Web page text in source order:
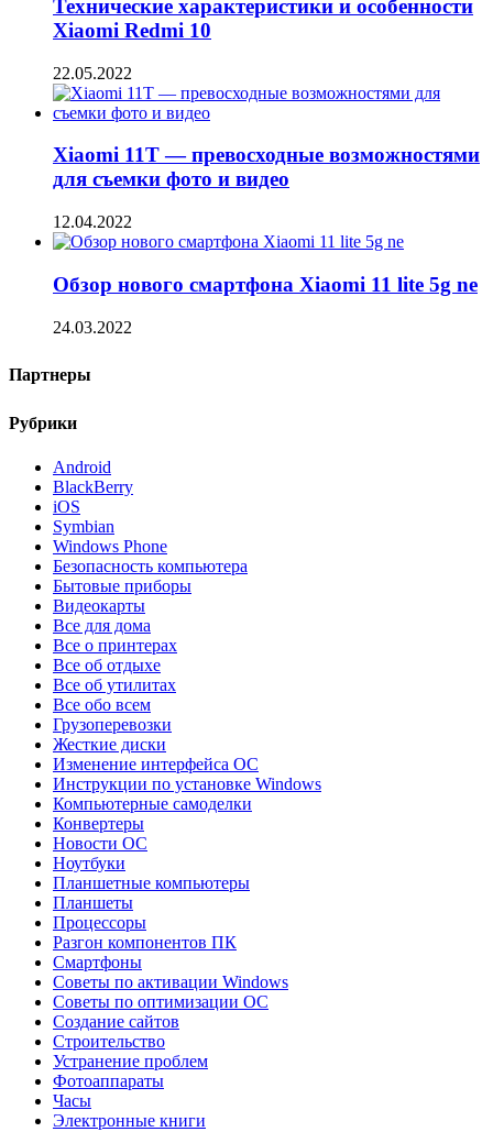
Технические характеристики и особенности
Xiaomi Redmi 10
22.05.2022
Xiaomi 11T — превосходные возможностями
для съемки фото и видео
12.04.2022
Обзор нового смартфона Xiaomi 11 lite 5g ne
24.03.2022
Партнеры
Рубрики
Android
BlackBerry
iOS
Symbian
Windows Phone
Безопасность компьютера
Бытовые приборы
Видеокарты
Все для дома
Все о принтерах
Все об отдыхе
Все об утилитах
Все обо всем
Грузоперевозки
Жесткие диски
Изменение интерфейса ОС
Инструкции по установке Windows
Компьютерные самоделки
Конвертеры
Новости ОС
Ноутбуки
Планшетные компьютеры
Планшеты
Процессоры
Разгон компонентов ПК
Смартфоны
Советы по активации Windows
Советы по оптимизации ОС
Создание сайтов
Строительство
Устранение проблем
Фотоаппараты
Часы
Электронные книги